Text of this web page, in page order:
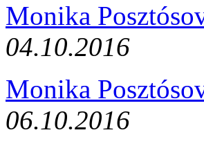
Monika
04.10.2016
Monika
06.10.2016